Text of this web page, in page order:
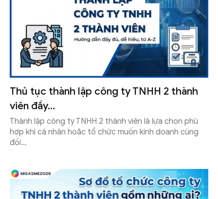
Thủ tục thành lập công ty TNHH 2 thành
viên đầy...
Thành lập công ty TNHH 2 thành viên là lựa chọn phù
hợp khi cá nhân hoặc tổ chức muốn kinh doanh cùng
đối...